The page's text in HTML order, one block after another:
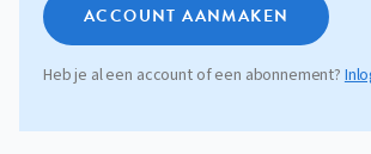
ACCOUNT AANMAKEN
Heb je al een account of een abonnement?